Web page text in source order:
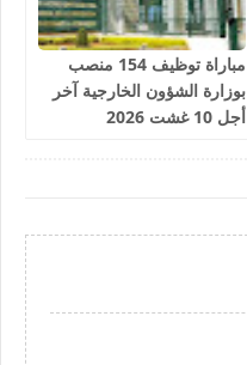
مباراة توظيف 154 منصب
بوزارة الشؤون الخارجية آخر
أجل 10 غشت 2026